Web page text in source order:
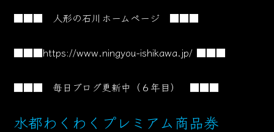
■■■ 人形の石川ホームページ ■■■
■■■https://www.ningyou-ishikawa.jp/ ■■■
■■■ 毎日ブログ更新中（６年目） ■■■
水都わくわくプレミアム商品券